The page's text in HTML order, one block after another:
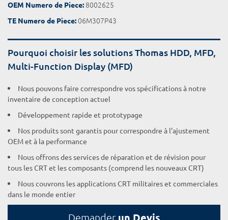
OEM Numero de Piece: 8002625
TE Numero de Piece:06M307P43
Pourquoi choisir les solutions Thomas HDD, MFD,
Multi-Function Display (MFD)
Nous pouvons faire correspondre vos spécifications à notre
inventaire de conception actuel
Développement rapide et prototypage
Nos produits sont garantis pour correspondre à l'ajustement
OEM et à la performance
Nous offrons des services de réparation et de révision pour
tous les CRT et les composants (comprend les nouveaux CRT)
Nous couvrons les applications CRT militaires et commerciales
dans le monde entier
Demander